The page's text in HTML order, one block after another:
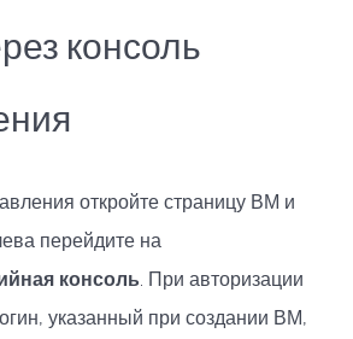
консоль
откройте страницу ВМ и
перейдите на
консоль . При авторизации
указанный при создании ВМ,